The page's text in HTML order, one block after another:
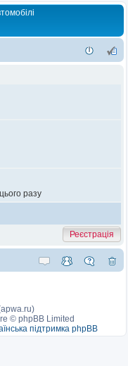
разу
Реєстрація
© phpBB Limited
підтримка phpBB